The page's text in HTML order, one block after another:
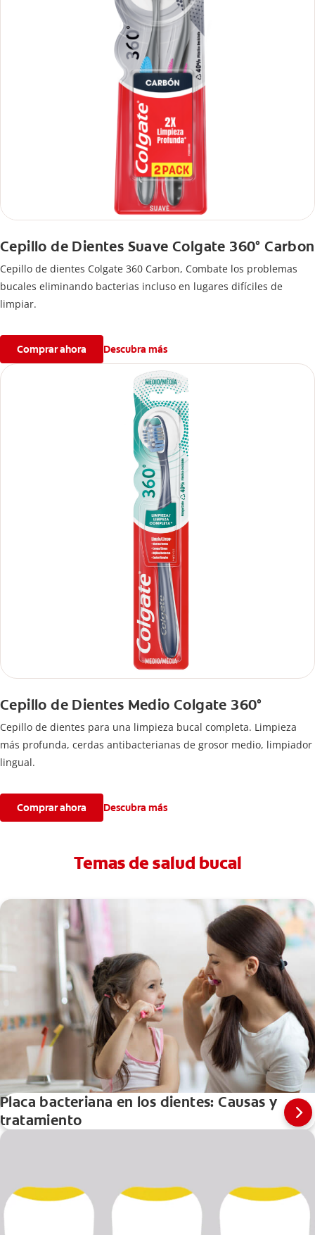
Cepillo de Dientes Suave Colgate 360° Carbon
Cepillo de dientes Colgate 360 ​​Carbon, Combate los problemas
bucales eliminando bacterias incluso en lugares difíciles de
limpiar.
Comprar ahora Descubra más
Cepillo de Dientes Medio Colgate 360°
Cepillo de dientes para una limpieza bucal completa. Limpieza
más profunda, cerdas antibacterianas de grosor medio, limpiador
lingual.
Comprar ahora Descubra más
Temas de salud bucal
Placa bacteriana en los dientes: Causas y
tratamiento